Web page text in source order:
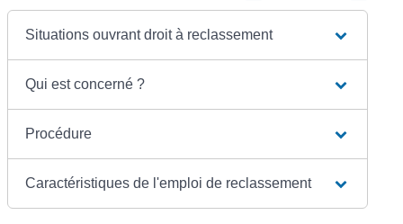
Situations ouvrant droit à reclassement
Qui est concerné ?
Procédure
Caractéristiques de l'emploi de reclassement